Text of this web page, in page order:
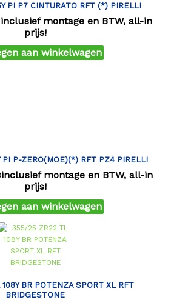
PI P7 CINTURATO RFT (*) PIRELLI
inclusief montage en BTW, all-in
prijs!
aan winkelwagen
P-ZERO(MOE)(*) RFT PZ4 PIRELLI
inclusief montage en BTW, all-in
prijs!
aan winkelwagen
BR POTENZA SPORT XL RFT
BRIDGESTONE